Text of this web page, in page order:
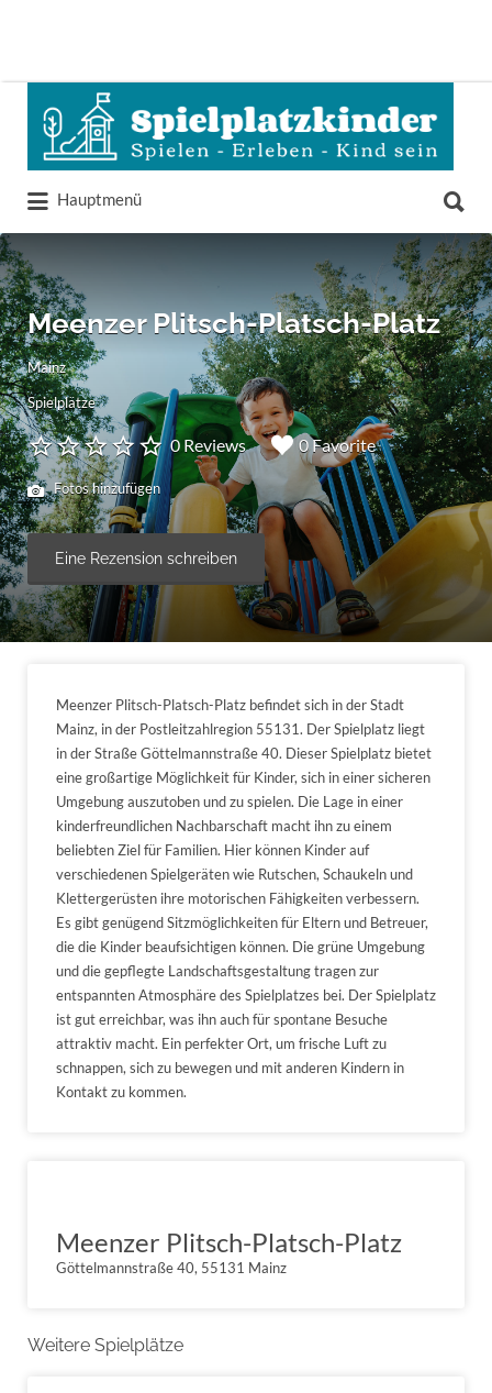
Suchen
nach:
Hauptmenü
nach:
Meenzer Plitsch-Platsch-Platz
Mainz
Spielplätze
0 Reviews 0 Favorite
Fotos hinzufügen
Eine Rezension schreiben
Meenzer Plitsch-Platsch-Platz befindet sich in der Stadt
Mainz, in der Postleitzahlregion 55131. Der Spielplatz liegt
in der Straße Göttelmannstraße 40. Dieser Spielplatz bietet
eine großartige Möglichkeit für Kinder, sich in einer sicheren
Umgebung auszutoben und zu spielen. Die Lage in einer
kinderfreundlichen Nachbarschaft macht ihn zu einem
beliebten Ziel für Familien. Hier können Kinder auf
verschiedenen Spielgeräten wie Rutschen, Schaukeln und
Klettergerüsten ihre motorischen Fähigkeiten verbessern.
Es gibt genügend Sitzmöglichkeiten für Eltern und Betreuer,
die die Kinder beaufsichtigen können. Die grüne Umgebung
und die gepflegte Landschaftsgestaltung tragen zur
entspannten Atmosphäre des Spielplatzes bei. Der Spielplatz
ist gut erreichbar, was ihn auch für spontane Besuche
attraktiv macht. Ein perfekter Ort, um frische Luft zu
schnappen, sich zu bewegen und mit anderen Kindern in
Kontakt zu kommen.
Meenzer Plitsch-Platsch-Platz
Göttelmannstraße 40, 55131 Mainz
Weitere Spielplätze